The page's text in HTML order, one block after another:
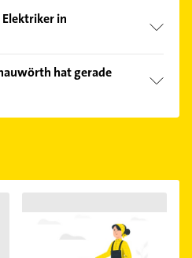
in
Sie von den
können Sie sich
sortiert anzeigen lassen.
hat gerade
Sie alleÖffnungszeiten.